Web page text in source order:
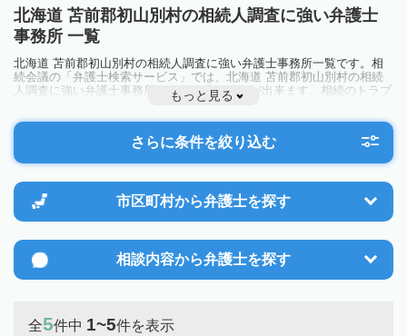
北海道 苫前郡初山別村の相続人調査に強い弁護士
事務所 一覧
北海道 苫前郡初山別村の相続人調査に強い弁護士事務所一覧です。相
続会議の「弁護士検索サービス」では、北海道 苫前郡初山別村の相続
人調査に強い弁護士事務所を一覧で見ることが出来ます。相続のトラブ
ルやお悩みを抱えている方は一度近隣の弁護士に相談してみましょう。
もっと見る
さらに条件を絞り込む
市区町村から弁護士を探す
相談内容から弁護士を探す
全5件中 1~5件を表示